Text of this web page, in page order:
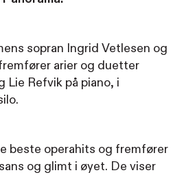
sopran Ingrid Vetlesen og
arier og duetter
Lie Refvik på piano, i
beste operahits og fremfører
og glimt i øyet. De viser